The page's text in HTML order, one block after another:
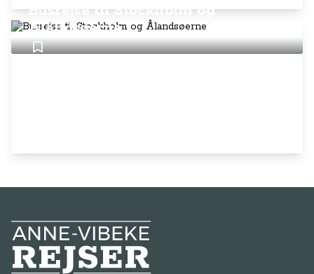
Busrejse til Stockholm og
Ålandsøerne
Anne-Vibeke Rejser